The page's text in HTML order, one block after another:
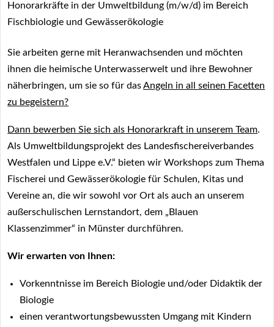
Honorarkräfte in der Umweltbildung (m/w/d) im Bereich
Fischbiologie und Gewässerökologie
Sie arbeiten gerne mit Heranwachsenden und möchten
ihnen die heimische Unterwasserwelt und ihre Bewohner
näherbringen, um sie so für dasAngeln in all seinen Facetten
zu begeistern?
Dann bewerben Sie sich als Honorarkraft in unserem Team.
Als Umweltbildungsprojekt des Landesfischereiverbandes
Westfalen und Lippe e.V.“ bieten wir Workshops zum Thema
Fischerei und Gewässerökologie für Schulen, Kitas und
Vereine an, die wir sowohl vor Ort als auch an unserem
außerschulischen Lernstandort, dem „Blauen
Klassenzimmer“ in Münster durchführen.
Wir erwarten von Ihnen:
Vorkenntnisse im Bereich Biologie und/oder Didaktik der
Biologie
einen verantwortungsbewussten Umgang mit Kindern